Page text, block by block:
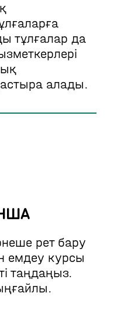
тұлғалар да
алады.
рет бару
емдеу курсы
таңдаңыз.